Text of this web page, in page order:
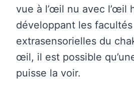
vue à l’œil nu avec l’œil
développant les facultés
extrasensorielles du
œil, il est possible
puisse la voir.